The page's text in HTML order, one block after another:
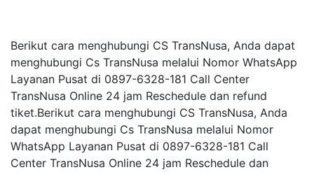
Berikut cara menghubungi CS TransNusa, Anda dapat
menghubungi Cs TransNusa melalui Nomor WhatsApp
Layanan Pusat di 0897-6328-181 Call Center
TransNusa Online 24 jam Reschedule dan refund
tiket.Berikut cara menghubungi CS TransNusa, Anda
dapat menghubungi Cs TransNusa melalui Nomor
WhatsApp Layanan Pusat di 0897-6328-181 Call
Center TransNusa Online 24 jam Reschedule dan